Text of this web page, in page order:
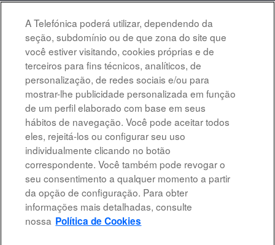
7 de ago. de 2026
Altostratus_Cloud Architect Google
MADRID, ES
7 de ago. de 2026
Resultados
Advertência legal
Acessibilidade
Proteção de dados
A Telefónica poderá utilizar, dependendo da
seção, subdomínio ou de que zona do site que
você estiver visitando, cookies próprias e de
terceiros para fins técnicos, analíticos, de
personalização, de redes sociais e/ou para
mostrar-lhe publicidade personalizada em função
de um perfil elaborado com base em seus
hábitos de navegação. Você pode aceitar todos
eles, rejeitá-los ou configurar seu uso
individualmente clicando no botão
correspondente. Você também pode revogar o
seu consentimento a qualquer momento a partir
da opção de configuração. Para obter
informações mais detalhadas, consulte
nossa Política de Cookies